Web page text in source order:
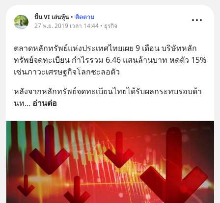
ปั้น VI เล่นหุ้น • ติดตาม
27 พ.ย. 2019 เวลา 14:44 • ธุรกิจ
ตลาดหลักทรัพย์แห่งประเทศไทยเผย 9 เดือน บริษัทหลัก
ทรัพย์จดทะเบียน กำไรรวม 6.46 แสนล้านบาท หดตัว 15%
เซ่นภาวะเศรษฐกิจโลกชะลอตัว
หลังจากหลักทรัพย์จดทะเบียนไทยได้รับผลกระทบรอบด้า
นท... อ่านต่อ